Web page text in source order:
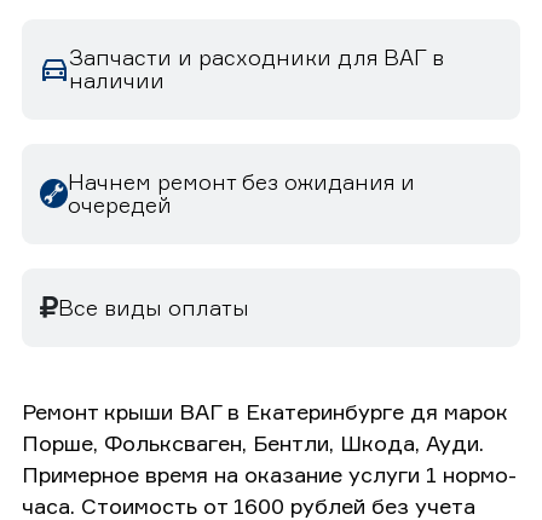
Запчасти и расходники для ВАГ в
наличии
Начнем ремонт без ожидания и
очередей
Все виды оплаты
Ремонт крыши ВАГ в Екатеринбурге дя марок
Порше, Фольксваген, Бентли, Шкода, Ауди.
Примерное время на оказание услуги 1 нормо-
часа. Стоимость от 1600 рублей без учета